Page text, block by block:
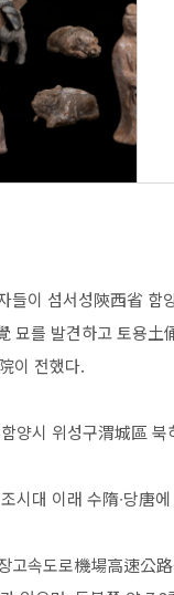
들이 섬서성陝西省 함
묘를 발견하고 토용土
이 전했다.
양시 위성구渭城區
시대 이래 수隋∙당唐
고속도로機場高速公